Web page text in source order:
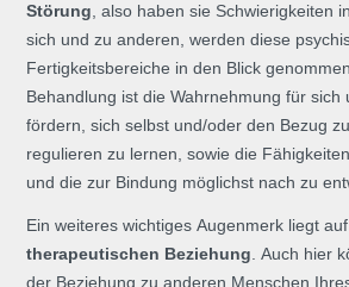
Störung , also haben sie Schwierigkeiten
sich und zu anderen, werden diese
Fertigkeitsbereiche in den Blick
Behandlung ist die Wahrnehmung für sich
fördern, sich selbst und/oder den Bezug
regulieren zu lernen, sowie die
und die zur Bindung möglichst nach zu
Ein weiteres wichtiges Augenmerk liegt
therapeutischen Beziehung . Auch hier
der Beziehung zu anderen Menschen